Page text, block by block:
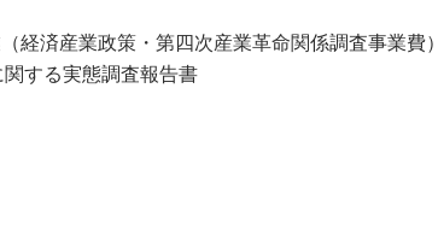
経済産業政策・第四次産業革命関係調査事業費
する実態調査報告書